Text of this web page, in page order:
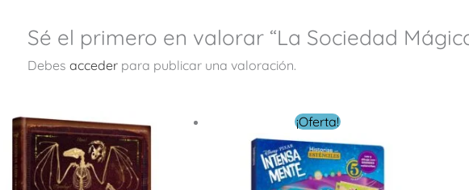
Sé el primero en valorar “La Sociedad
Debes acceder para publicar una valoración.
¡Oferta!
precio
original
era:
$ 199.00.
El
precio
actual
es:
$ 159.20.